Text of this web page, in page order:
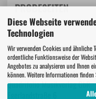
Diese Webseite
Technologien
Wir verwenden Cookies und ähnliche
ordentliche Funktionsweise der
Angebotes zu analysieren und Ihnen
können. Weitere Informationen finden
PROBESEITEN
Hersteller
Quadrifolio Musikverlag
Quadrifolio Musikverlag GbR